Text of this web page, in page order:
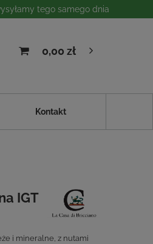
tego samego dnia
0,00 zł
Kontakt
IGT
i mineralne, z nutami